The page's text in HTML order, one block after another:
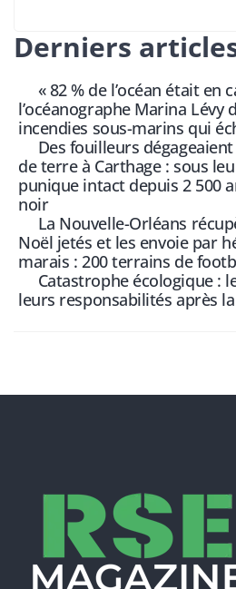
Derniers
« 82 % de l’océan était en
l’océanographe Marina Lévy
incendies sous-marins qui
Des fouilleurs
de terre à Carthage : sous
punique intact depuis 2 500
noir
La Nouvelle-Orléans
Noël jetés et les envoie par
marais : 200 terrains de
Catastrophe écologique :
leurs responsabilités après